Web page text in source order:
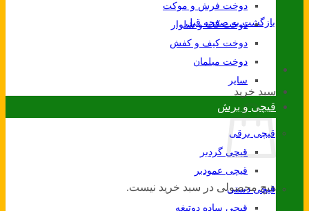
بازگشت به صفحه قبل
سبد خرید
هیچ محصولی در سبد خرید نیست.
دوخت فرش و موکت
دوخت کت و شلوار
دوخت کیف و کفش
دوخت مبلمان
سایر
قیچی و برش
قیچی برقی
قیچی گردبر
قیچی عمودبر
قیچی دستی
قیچی ساده دوتیغه